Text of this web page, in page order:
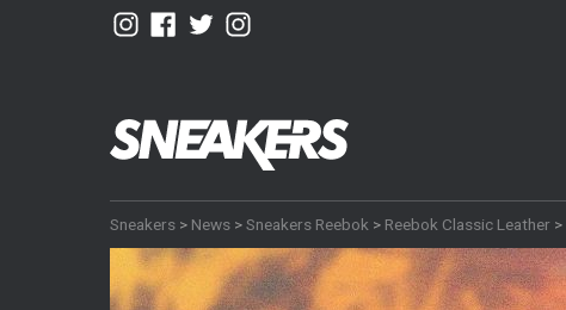
Sneakers > News >Sneakers Reebok > Reebok Classic Leather >